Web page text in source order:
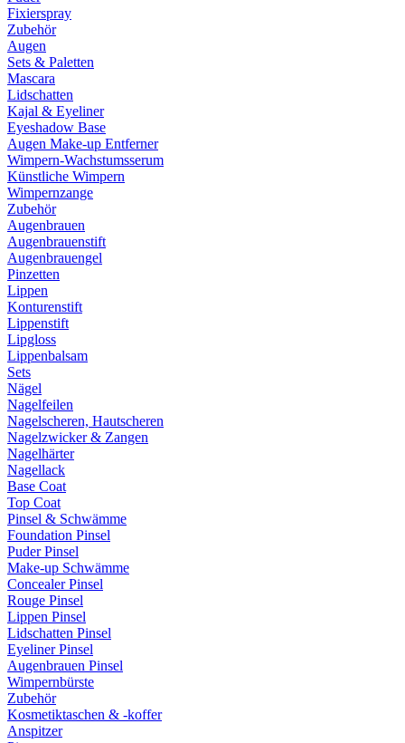
Fixierspray
Zubehör
Augen
Sets & Paletten
Mascara
Lidschatten
Kajal & Eyeliner
Eyeshadow Base
Augen Make-up Entferner
Wimpern-Wachstumsserum
Künstliche Wimpern
Wimpernzange
Zubehör
Augenbrauen
Augenbrauenstift
Augenbrauengel
Pinzetten
Lippen
Konturenstift
Lippenstift
Lipgloss
Lippenbalsam
Sets
Nägel
Nagelfeilen
Nagelscheren, Hautscheren
Nagelzwicker & Zangen
Nagelhärter
Nagellack
Base Coat
Top Coat
Pinsel & Schwämme
Foundation Pinsel
Puder Pinsel
Make-up Schwämme
Concealer Pinsel
Rouge Pinsel
Lippen Pinsel
Lidschatten Pinsel
Eyeliner Pinsel
Augenbrauen Pinsel
Wimpernbürste
Zubehör
Kosmetiktaschen & -koffer
Anspitzer